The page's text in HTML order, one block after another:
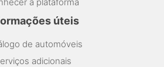
úteis
de automóveis
adicionais